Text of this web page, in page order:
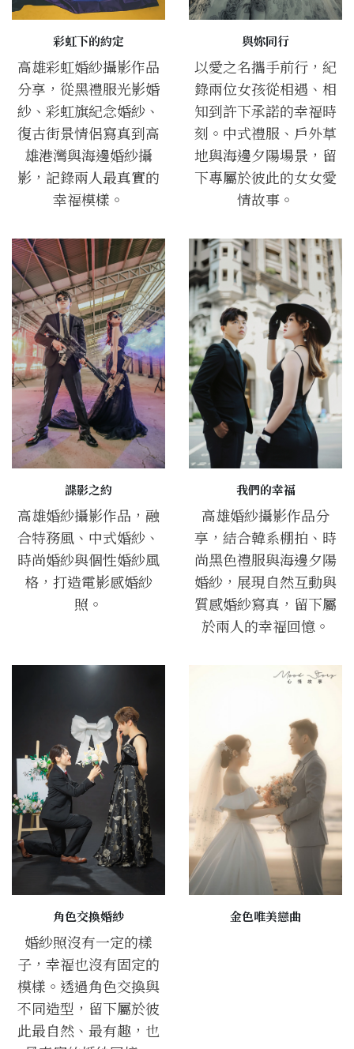
彩虹下的約定
高雄彩虹婚紗攝影作品
分享，從黑禮服光影婚
紗、彩虹旗紀念婚紗、
復古街景情侶寫真到高
雄港灣與海邊婚紗攝
影，記錄兩人最真實的
幸福模樣。
與妳同行
以愛之名攜手前行，紀
錄兩位女孩從相遇、相
知到許下承諾的幸福時
刻。中式禮服、戶外草
地與海邊夕陽場景，留
下專屬於彼此的女女愛
情故事。
諜影之約
高雄婚紗攝影作品，融
合特務風、中式婚紗、
時尚婚紗與個性婚紗風
格，打造電影感婚紗
照。
我們的幸福
高雄婚紗攝影作品分
享，結合韓系棚拍、時
尚黑色禮服與海邊夕陽
婚紗，展現自然互動與
質感婚紗寫真，留下屬
於兩人的幸福回憶。
角色交換婚紗
婚紗照沒有一定的樣
子，幸福也沒有固定的
模樣。透過角色交換與
不同造型，留下屬於彼
此最自然、最有趣，也
金色唯美戀曲